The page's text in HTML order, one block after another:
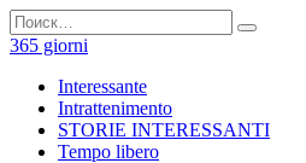
Перейти
к
содержанию
Search
for:
365 giorni
Interessante
Intrattenimento
STORIE INTERESSANTI
Tempo libero